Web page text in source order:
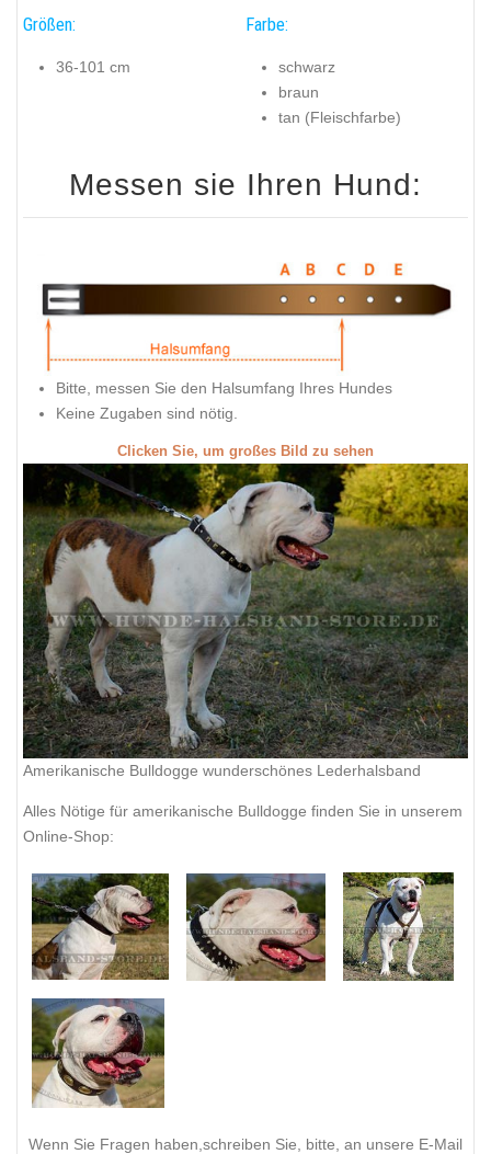
Größen:
36-101 cm
Farbe:
schwarz
braun
tan (Fleischfarbe)
Messen sie Ihren Hund:
Bitte, messen Sie den Halsumfang Ihres Hundes
Keine Zugaben sind nötig.
Clicken Sie, um großes Bild zu sehen
Amerikanische Bulldogge wunderschönes Lederhalsband
Alles Nötige für amerikanische Bulldogge finden Sie in unserem
Online-Shop:
Wenn Sie Fragen haben,schreiben Sie, bitte, an unsere E-Mail